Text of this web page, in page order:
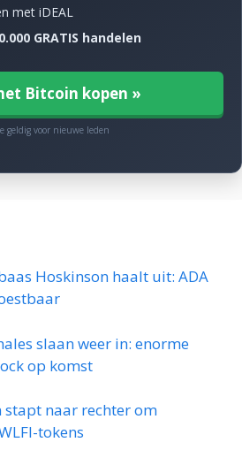
met iDEAL
GRATIS handelen
Bitcoin kopen »
geldig voor nieuwe leden
Hoskinson haalt uit: ADA
slaan weer in: enorme
op komst
stapt naar rechter om
tokens